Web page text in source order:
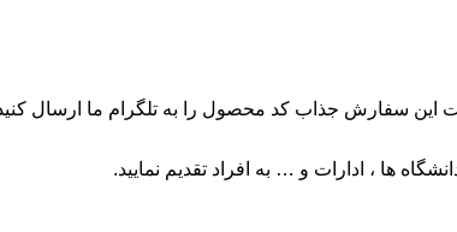
این سفارش جذاب کد محصول را به تلگرام ما ارسال
ها ، ادارات و … به افراد تقدیم نمایید.